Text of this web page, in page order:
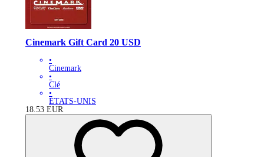
Cinemark Gift Card 20 USD
•
Cinemark
•
Clé
•
ÉTATS-UNIS
18.53 EUR